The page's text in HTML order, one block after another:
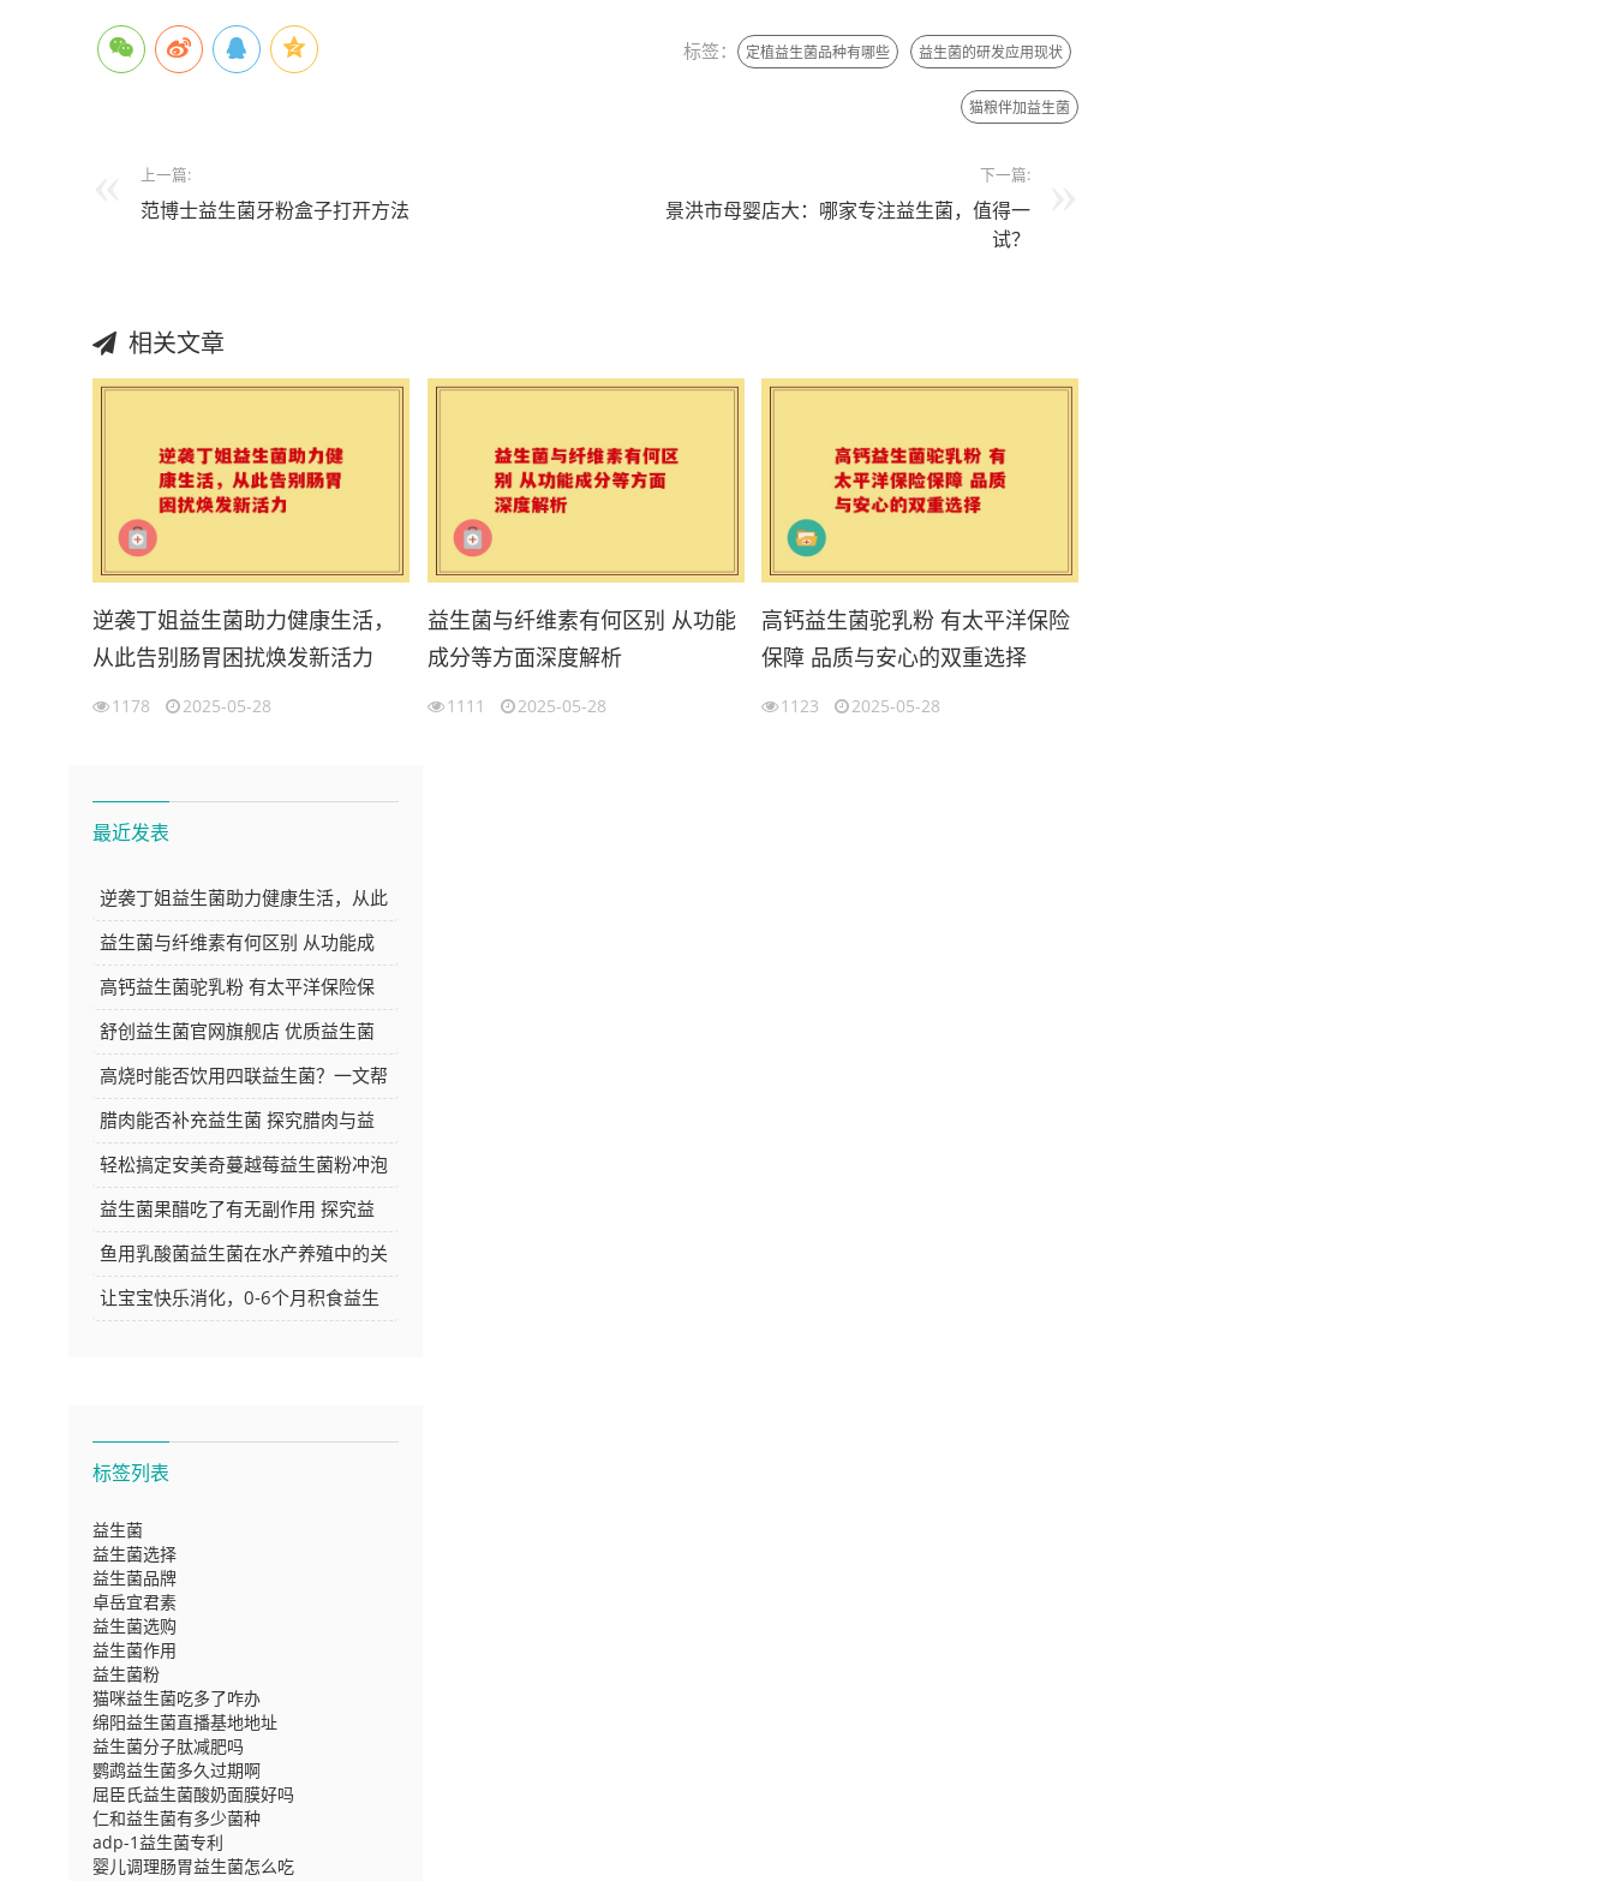
标签： 定植益生菌品种有哪些 益生菌的研发应用现状
猫粮伴加益生菌
上一篇:
范博士益生菌牙粉盒子打开方法
下一篇:
景洪市母婴店大：哪家专注益生菌，值得一
试？
相关文章
逆袭丁姐益生菌助力健康生活，
从此告别肠胃困扰焕发新活力
1178 2025-05-28
益生菌与纤维素有何区别 从功能
成分等方面深度解析
1111 2025-05-28
高钙益生菌驼乳粉 有太平洋保险
保障 品质与安心的双重选择
1123 2025-05-28
最近发表
逆袭丁姐益生菌助力健康生活，从此
告别肠胃困扰焕发新活力
益生菌与纤维素有何区别 从功能成
分等方面深度解析
高钙益生菌驼乳粉 有太平洋保险保
障 品质与安心的双重选择
舒创益生菌官网旗舰店 优质益生菌
产品的选购好去处
高烧时能否饮用四联益生菌？一文帮
你解答
腊肉能否补充益生菌 探究腊肉与益
生菌的关系
轻松搞定安美奇蔓越莓益生菌粉冲泡
方法，让你的每日养生更简单
益生菌果醋吃了有无副作用 探究益
生菌果醋的安全性
鱼用乳酸菌益生菌在水产养殖中的关
键作用与应用探讨
让宝宝快乐消化，0-6个月积食益生
标签列表
益生菌
益生菌选择
益生菌品牌
卓岳宜君素
益生菌选购
益生菌作用
益生菌粉
猫咪益生菌吃多了咋办
绵阳益生菌直播基地地址
益生菌分子肽减肥吗
鹦鹉益生菌多久过期啊
屈臣氏益生菌酸奶面膜好吗
仁和益生菌有多少菌种
adp-1益生菌专利
婴儿调理肠胃益生菌怎么吃